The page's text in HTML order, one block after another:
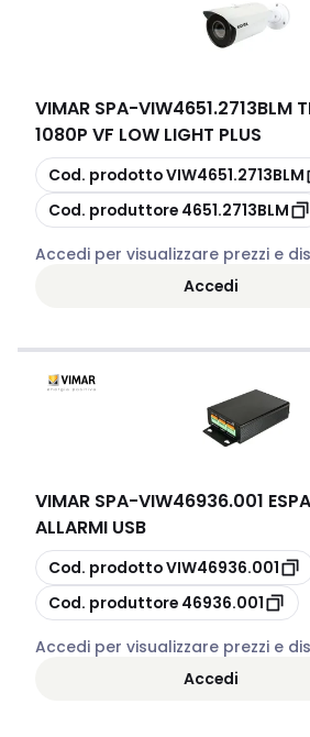
VIMAR SPA-VIW4651.2713BLM
1080P VF LOW LIGHT PLUS
copia
Cod. prodottoVIW4651.2713BLM
copia
Cod. produttore 4651.2713BLM
Accedi per visualizzare prezzi e
Accedi
VIMAR SPA-VIW46936.001
ALLARMI USB
copia
Cod. prodottoVIW46936.001
copia
Cod. produttore 46936.001
Accedi per visualizzare prezzi e
Accedi